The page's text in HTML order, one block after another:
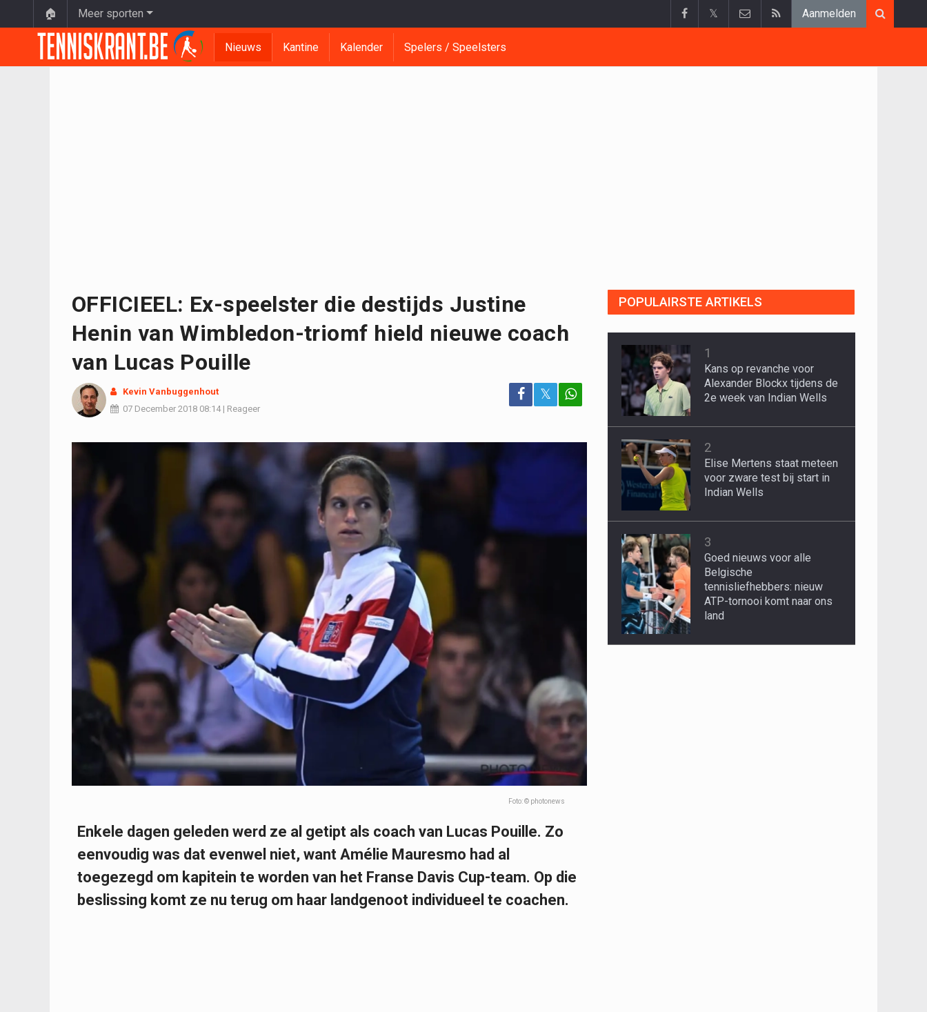
🏠 Meer sporten 𝕏 Aanmelden
Nieuws Kantine Kalender Spelers / Speelsters
OFFICIEEL: Ex-speelster die destijds Justine
Henin van Wimbledon-triomf hield nieuwe coach
van Lucas Pouille
Kevin Vanbuggenhout
07 December 2018 08:14| Reageer
𝕏
Foto: © photonews
Enkele dagen geleden werd ze al getipt als coach van Lucas Pouille. Zo
eenvoudig was dat evenwel niet, want Amélie Mauresmo had al
toegezegd om kapitein te worden van het Franse Davis Cup-team. Op die
beslissing komt ze nu terug om haar landgenoot individueel te coachen.
POPULAIRSTE ARTIKELS
1
Kans op revanche voor
Alexander Blockx tijdens de
2e week van Indian Wells
2
Elise Mertens staat meteen
voor zware test bij start in
Indian Wells
3
Goed nieuws voor alle
Belgische
tennisliefhebbers: nieuw
ATP-tornooi komt naar ons
land